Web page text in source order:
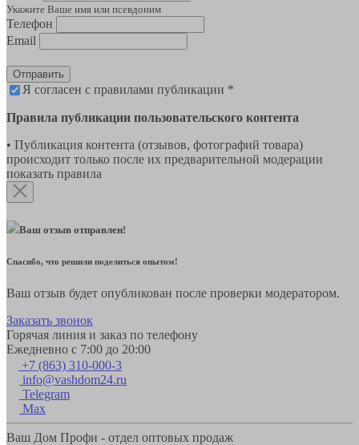
Укажите Ваше имя или псевдоним
Телефон
Email
Отправить
Я согласен с правилами публикации *
Правила публикации пользовательского контента
• Публикация контента (отзывов, фотографий товара)
происходит только после их предварительной модерации
показать правила
Ваш отзыв отправлен!
Спасибо, что решили поделиться опытом!
Ваш отзыв будет опубликован после проверки модератором.
Заказать звонок
Горячая линия и заказ по телефону
Ежедневно с 7:00 до 20:00
+7 (863) 310-000-3
info@vashdom24.ru
Telegram
Max
Ваш Дом Профи - отдел оптовых продаж